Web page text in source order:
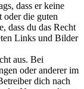
dass er keine
oder die guten
dass du das Recht
Links und Bilder
aus. Bei
oder anderer im
dich nach